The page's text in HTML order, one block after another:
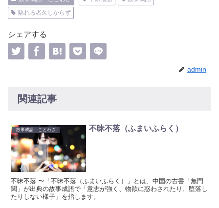
驕れる者久しからず
シェアする
admin
関連記事
故事成語・ことわざ 不昧不落（ふまいふらく）
不昧不落 〜「不昧不落（ふまいふらく）」とは、中国の古書「無門
関」が出典の故事成語で「意志が強く、物欲に惑わされたり、堕落し
たりしない様子」を指します。